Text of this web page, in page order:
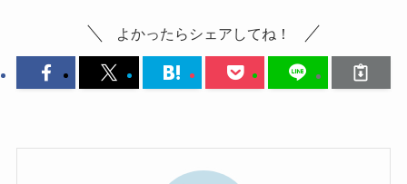
よかったらシェアしてね！